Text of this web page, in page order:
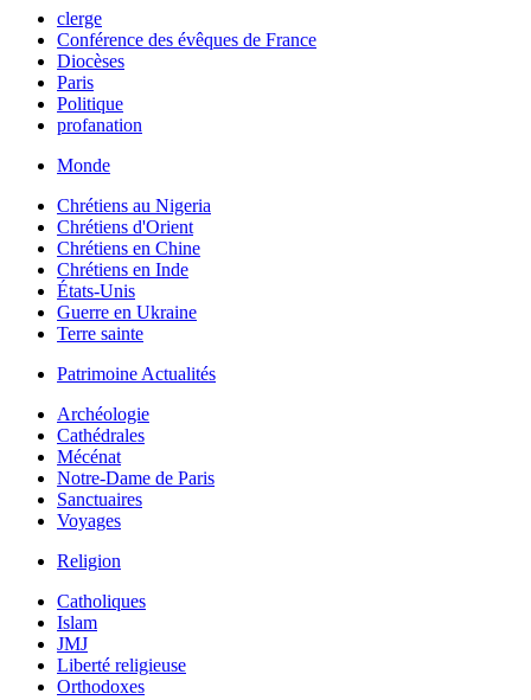
clerge
Conférence des évêques de France
Diocèses
Paris
Politique
profanation
Monde
Chrétiens au Nigeria
Chrétiens d'Orient
Chrétiens en Chine
Chrétiens en Inde
États-Unis
Guerre en Ukraine
Terre sainte
Patrimoine Actualités
Archéologie
Cathédrales
Mécénat
Notre-Dame de Paris
Sanctuaires
Voyages
Religion
Catholiques
Islam
JMJ
Liberté religieuse
Orthodoxes